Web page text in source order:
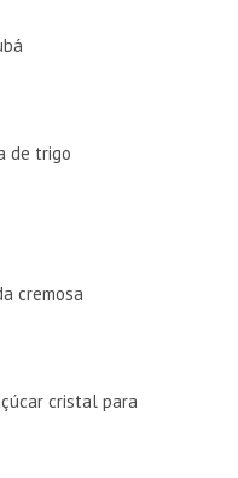
de trigo
cremosa
cristal para